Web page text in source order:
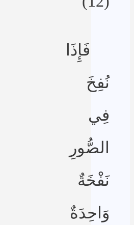
فَإِذَا
نُفِخَ
فِي
الصُّورِ
نَفْخَةٌ
وَاحِدَةٌ